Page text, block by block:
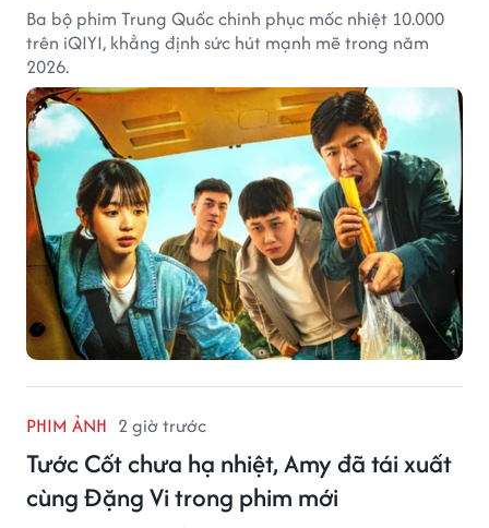
Ba bộ phim Trung Quốc chinh phục mốc nhiệt 10.000
trên iQIYI, khẳng định sức hút mạnh mẽ trong năm
2026.
PHIM ẢNH 2 giờ trước
Tước Cốt chưa hạ nhiệt, Amy đã tái xuất
cùng Đặng Vi trong phim mới